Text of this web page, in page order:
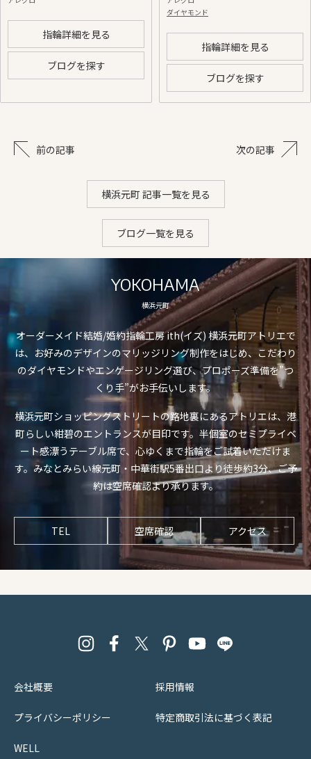
指輪詳細を見る
ブログを探す
ダイヤモンド
指輪詳細を見る
ブログを探す
前の記事 次の記事
横浜元町 記事一覧を見る
ブログ一覧を見る
YOKOHAMA
横浜元町
オーダーメイド結婚/婚約指輪工房 ith(イズ) 横浜元町アトリエで
は、お好みのデザインのマリッジリング制作をはじめ、こだわり
のダイヤモンドやエンゲージリング選び、プロポーズ準備を”つ
くり手”がお手伝いします。
横浜元町ショッピングストリートの路地裏にあるアトリエは、港
町らしい紺碧のエントランスが目印です。半個室のセミプライベ
ート感漂うテーブル席で、心ゆくまで指輪をご試着いただけま
す。みなとみらい線元町・中華街駅5番出口より徒歩約3分、ご予
約は空席確認より承ります。
TEL 空席確認 アクセス
会社概要 採用情報
プライバシーポリシー 特定商取引法に基づく表記
WELL